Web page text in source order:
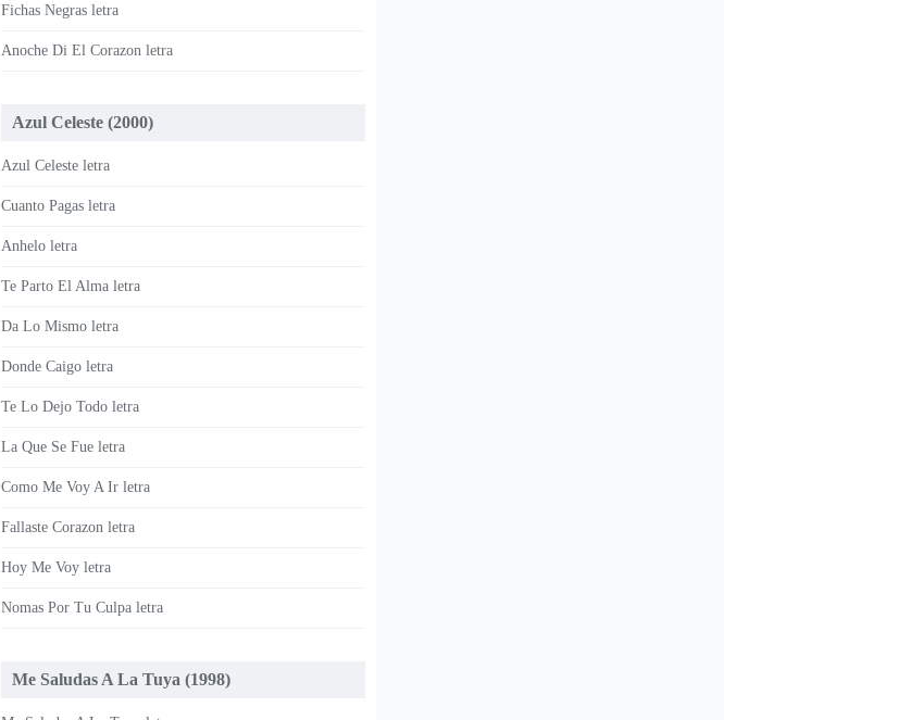
Fichas Negras letra
Anoche Di El Corazon letra
Azul Celeste (2000)
Azul Celeste letra
Cuanto Pagas letra
Anhelo letra
Te Parto El Alma letra
Da Lo Mismo letra
Donde Caigo letra
Te Lo Dejo Todo letra
La Que Se Fue letra
Como Me Voy A Ir letra
Fallaste Corazon letra
Hoy Me Voy letra
Nomas Por Tu Culpa letra
Me Saludas A La Tuya (1998)